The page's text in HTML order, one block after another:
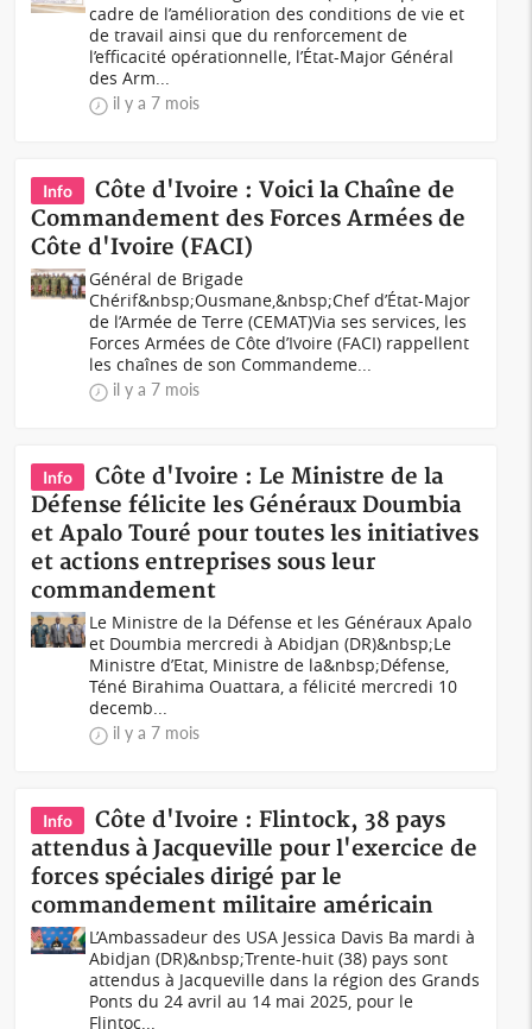
cadre de l’amélioration des conditions de vie et
de travail ainsi que du renforcement de
l’efficacité opérationnelle, l’État-Major Général
des Arm...
il y a 7 mois
Info
Côte d'Ivoire : Voici la Chaîne de
Commandement des Forces Armées de
Côte d'Ivoire (FACI)
Général de Brigade
Chérif&nbsp;Ousmane,&nbsp;Chef d’État-Major
de l’Armée de Terre (CEMAT)Via ses services, les
Forces Armées de Côte d’Ivoire (FACI) rappellent
les chaînes de son Commandeme...
il y a 7 mois
Info
Côte d'Ivoire : Le Ministre de la
Défense félicite les Généraux Doumbia
et Apalo Touré pour toutes les initiatives
et actions entreprises sous leur
commandement
Le Ministre de la Défense et les Généraux Apalo
et Doumbia mercredi à Abidjan (DR)&nbsp;Le
Ministre d’Etat, Ministre de la&nbsp;Défense,
Téné Birahima Ouattara, a félicité mercredi 10
decemb...
il y a 7 mois
Info
Côte d'Ivoire : Flintock, 38 pays
attendus à Jacqueville pour l'exercice de
forces spéciales dirigé par le
commandement militaire américain
L’Ambassadeur des USA Jessica Davis Ba mardi à
Abidjan (DR)&nbsp;Trente-huit (38) pays sont
attendus à Jacqueville dans la région des Grands
Ponts du 24 avril au 14 mai 2025, pour le
Flintoc...